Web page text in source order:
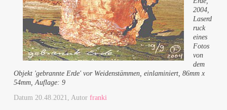
2004,
Laserd
ruck
eines
Fotos
von
dem
Objekt 'gebrannte Erde' vor Weidenstämmen, einlaminiert, 86mm x
54mm, Auflage: 9
Datum20.48.2021, Autorfranki